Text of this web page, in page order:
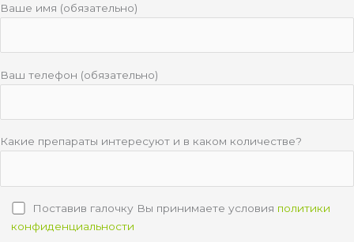
Ваше имя (обязательно)
Ваш телефон (обязательно)
Какие препараты интересуют и в каком количестве?
Поставив галочку Вы принимаете условия политики
конфиденциальности